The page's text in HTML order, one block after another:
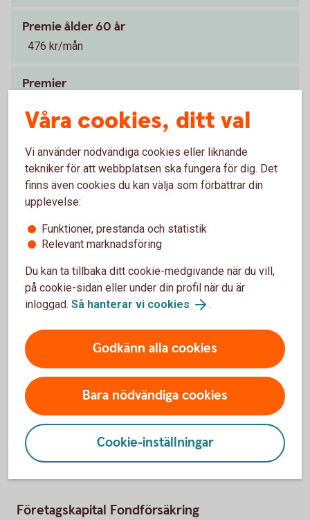
Premie ålder 60 år
476 kr/mån
Premier
Premien beror på ålder och valt
försäkringsbelopp.
Individuell livförsäkring
Kapitalförsäkring och
direktpension
Förutom för placering av företagets pengar kan
kapitalförsäkringen användas för att trygga pension för
både företagaren och anställda, något som bidrar till att
behålla kompetenta och särskilt förtjänta medarbetare.
Företagskapital
Företagskapital Fondförsäkring
Våra cookies, ditt val
Vi använder nödvändiga cookies eller liknande
tekniker för att webbplatsen ska fungera för dig. Det
finns även cookies du kan välja som förbättrar din
upplevelse:
Funktioner, prestanda och statistik
Relevant marknadsföring
Du kan ta tillbaka ditt cookie-medgivande när du vill,
på cookie-sidan eller under din profil när du är
inloggad. Så hanterar vi cookies .
Godkänn alla cookies
Bara nödvändiga cookies
Cookie-inställningar